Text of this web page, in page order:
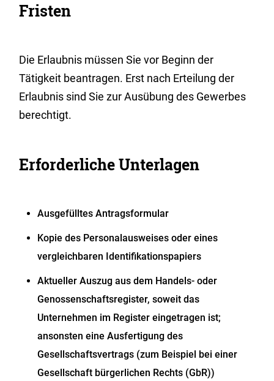
Fristen
Die Erlaubnis müssen Sie vor Beginn der
Tätigkeit beantragen. Erst nach Erteilung der
Erlaubnis sind Sie zur Ausübung des Gewerbes
berechtigt.
Erforderliche Unterlagen
Ausgefülltes Antragsformular
Kopie des Personalausweises oder eines
vergleichbaren Identifikationspapiers
Aktueller Auszug aus dem Handels- oder
Genossenschaftsregister, soweit das
Unternehmen im Register eingetragen ist;
ansonsten eine Ausfertigung des
Gesellschaftsvertrags (zum Beispiel bei einer
Gesellschaft bürgerlichen Rechts (GbR))